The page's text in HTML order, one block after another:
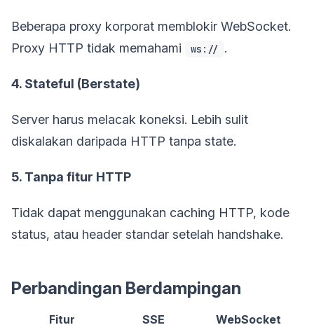
Beberapa proxy korporat memblokir WebSocket.
Proxy HTTP tidak memahami
ws:// .
4. Stateful (Berstate)
Server harus melacak koneksi. Lebih sulit
diskalakan daripada HTTP tanpa state.
5. Tanpa fitur HTTP
Tidak dapat menggunakan caching HTTP, kode
status, atau header standar setelah handshake.
Perbandingan Berdampingan
Fitur SSE
WebSocket